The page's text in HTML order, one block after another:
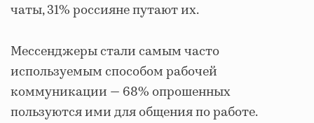
чаты, 31% россияне путают их.
Мессенджеры стали самым часто
используемым способом рабочей
коммуникации — 68% опрошенных
пользуются ими для общения по работе.